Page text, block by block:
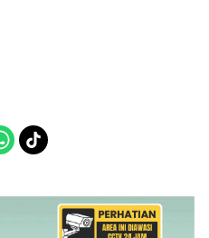
Indeks Berita
Siber